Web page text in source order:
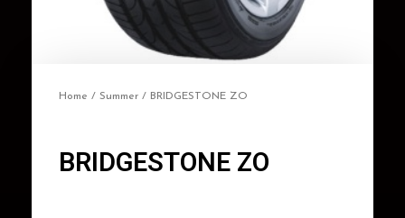
Home / Summer / BRIDGESTONE ZO
BRIDGESTONE ZO